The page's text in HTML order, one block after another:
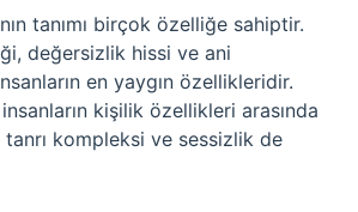
tanımı birçok özelliğe sahiptir.
değersizlik hissi ve ani
en yaygın özellikleridir.
kişilik özellikleri arasında
kompleksi ve sessizlik de